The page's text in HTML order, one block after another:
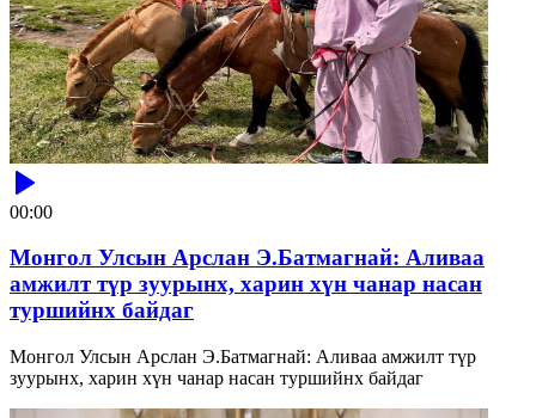
00:00
Монгол Улсын Арслан Э.Батмагнай: Аливаа
амжилт түр зуурынх, харин хүн чанар насан
туршийнх байдаг
Монгол Улсын Арслан Э.Батмагнай: Аливаа амжилт түр
зуурынх, харин хүн чанар насан туршийнх байдаг